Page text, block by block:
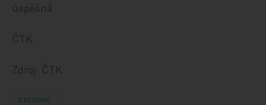
úspěšná.
ČTK
Zdroj: ČTK
Z REGIONŮ